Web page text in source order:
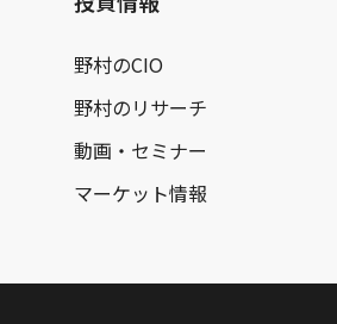
野村のCIO
野村のリサーチ
動画・セミナー
マーケット情報